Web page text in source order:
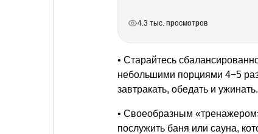
4.3 тыс. просмотров
• Старайтесь
небольшими порциями 4−5
завтракать, обедать и ужинать.
• Своеобразным
послужить баня или сауна,